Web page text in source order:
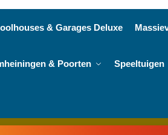
& Garages Deluxe
& Poorten Speeltuigen